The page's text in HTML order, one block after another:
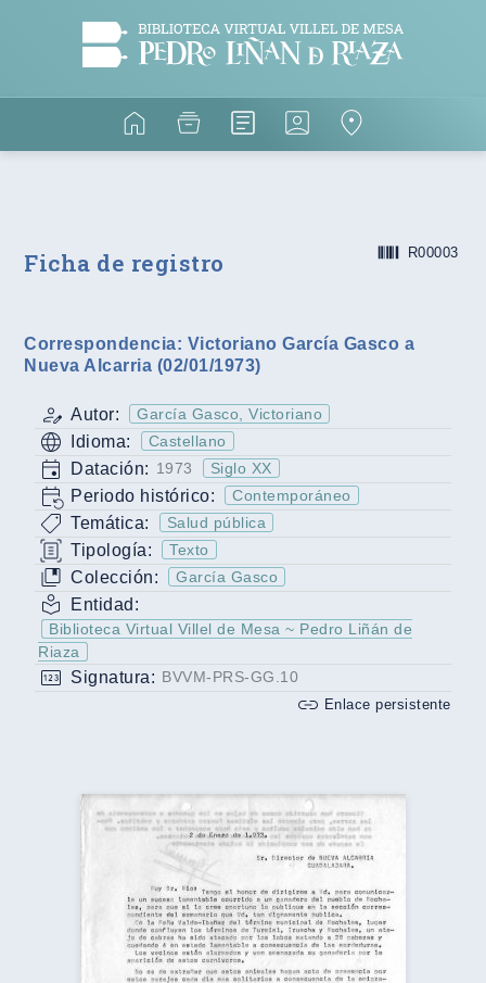
Ficha de registro R00003
Correspondencia: Victoriano García Gasco a
Nueva Alcarria (02/01/1973)
Autor: García Gasco, Victoriano
Idioma: Castellano
Datación: 1973 Siglo XX
Periodo histórico: Contemporáneo
Temática: Salud pública
Tipología: Texto
Colección: García Gasco
Entidad:
Biblioteca Virtual Villel de Mesa ~ Pedro Liñán de
Riaza
Signatura: BVVM-PRS-GG.10
Enlace persistente